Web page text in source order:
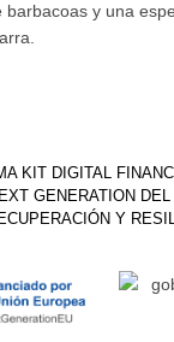
y una
KIT DIGITAL
GENERATION
Y